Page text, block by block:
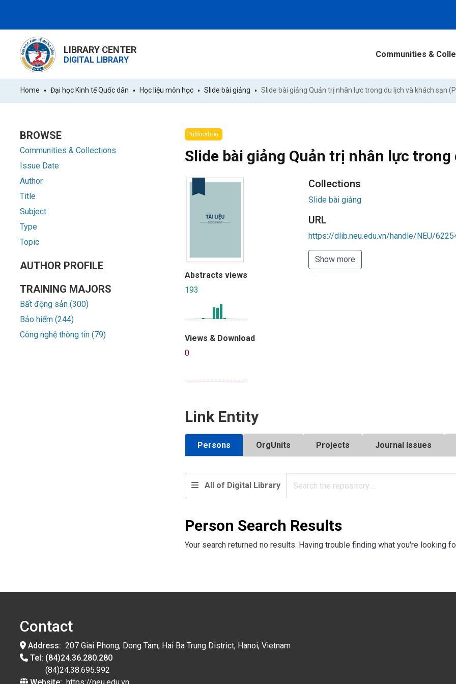
LIBRARY CENTER
DIGITAL LIBRARY
Communities &
Home Đại học Kinh tế Quốc dân Học liệu môn học Slide bài giảng
BROWSE
Communities & Collections
Issue Date
Author
Title
Subject
Type
Topic
AUTHOR PROFILE
TRAINING MAJORS
Bất động sản (300)
Bảo hiểm (244)
Công nghệ thông tin (79)
Publication:
Slide bài giảng Quản trị nhân lực
Abstracts views
193
Views & Download
0
Collections
Slide bài giảng
URL
https://dlib.neu.edu.vn/handle/NEU/
Show more
Link Entity
Persons OrgUnits Projects Journal Issues
All of Digital Library
Person Search Results
Your search returned no results. Having trouble finding what you're looking
Contact
Address: 207 Giai Phong, Dong Tam, Hai Ba Trung District, Hanoi, Vietnam
Tel: (84)24.36.280.280
(84)24.38.695.992